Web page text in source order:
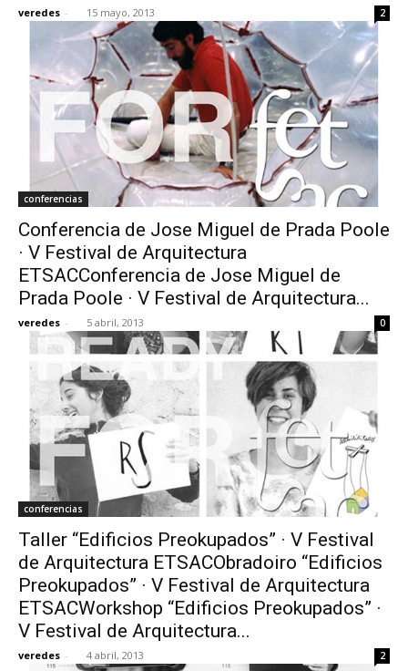
veredes - 15 mayo, 2013 2
conferencias
Conferencia de Jose Miguel de Prada Poole
· V Festival de Arquitectura
ETSACConferencia de Jose Miguel de
Prada Poole · V Festival de Arquitectura...
veredes - 5 abril, 2013 0
conferencias
Taller “Edificios Preokupados” · V Festival
de Arquitectura ETSACObradoiro “Edificios
Preokupados” · V Festival de Arquitectura
ETSACWorkshop “Edificios Preokupados” ·
V Festival de Arquitectura...
veredes - 4 abril, 2013 2